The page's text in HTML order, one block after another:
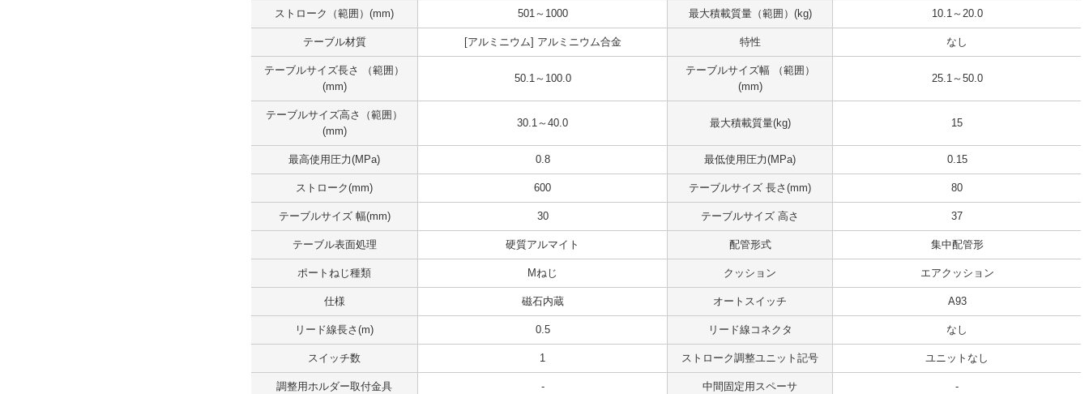
ストローク（範囲）(mm) 501～1000 最大積載質量（範囲）(kg) 10.1～20.0
テーブル材質 [アルミニウム] アルミニウム合金 特性 なし
テーブルサイズ長さ （範囲）
(mm)
50.1～100.0
テーブルサイズ幅 （範囲）
(mm)
25.1～50.0
テーブルサイズ高さ（範囲）
(mm)
30.1～40.0 最大積載質量(kg) 15
最高使用圧力(MPa) 0.8 最低使用圧力(MPa) 0.15
ストローク(mm) 600 テーブルサイズ 長さ(mm) 80
テーブルサイズ 幅(mm) 30 テーブルサイズ 高さ 37
テーブル表面処理 硬質アルマイト 配管形式 集中配管形
ポートねじ種類 Mねじ クッション エアクッション
仕様 磁石内蔵 オートスイッチ A93
リード線長さ(m) 0.5 リード線コネクタ なし
スイッチ数 1 ストローク調整ユニット記号 ユニットなし
調整用ホルダー取付金具 - 中間固定用スペーサ -